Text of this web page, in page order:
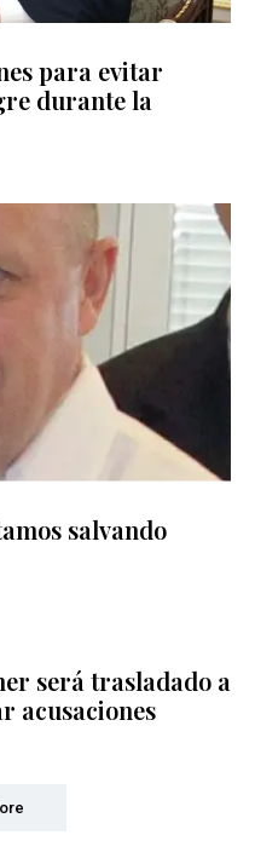
para evitar
durante la
salvando
será trasladado a
acusaciones